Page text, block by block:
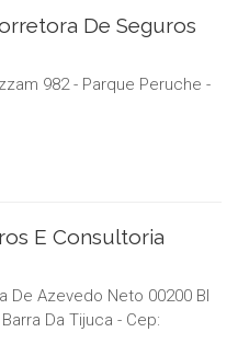
De Seguros
982 - Parque Peruche -
E Consultoria
De Azevedo Neto 00200 Bl
Da Tijuca - Cep: